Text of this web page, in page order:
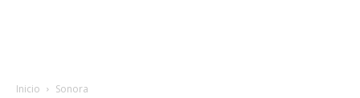
Inicio Sonora